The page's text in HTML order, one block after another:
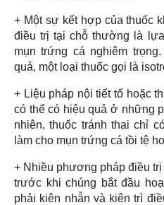
+ Một sự kết hợp của thuốc
điều trị tại chỗ thường là
mụn trứng cá nghiêm
quả, một loại thuốc gọi là
+ Liệu pháp nội tiết tố hoặc
có thể có hiệu quả ở những
nhiên, thuốc tránh thai chỉ
làm cho mụn trứng cá tồi tệ
+ Nhiều phương pháp điều
trước khi chúng bắt đầu
phải kiên nhẫn và kiên trì